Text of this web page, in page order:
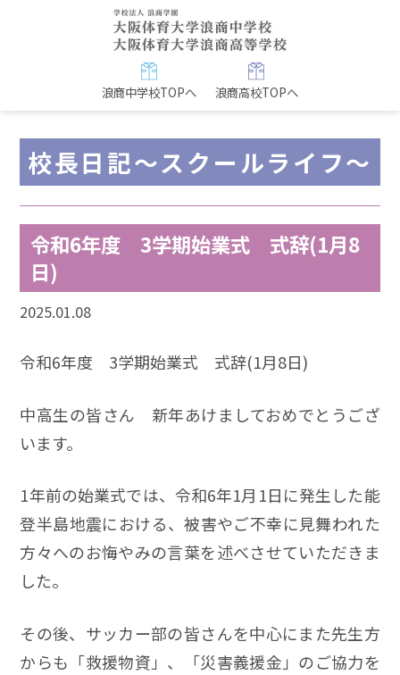
浪商中学校TOPへ 浪商高校TOPへ
校長日記～スクールライフ～
令和6年度 3学期始業式 式辞(1月8
日)
2025.01.08
令和6年度 3学期始業式 式辞(1月8日)
中高生の皆さん 新年あけましておめでとうござ
います。
1年前の始業式では、令和6年1月1日に発生した能
登半島地震における、被害やご不幸に見舞われた
方々へのお悔やみの言葉を述べさせていただきま
した。
その後、サッカー部の皆さんを中心にまた先生方
からも「救援物資」、「災害義援金」のご協力を